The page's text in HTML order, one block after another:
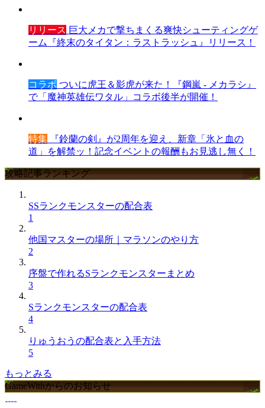
リリース 巨大メカで撃ちまくる爽快シューティングゲ
ーム『終末のタイタン：ラストラッシュ』リリース！
コラボ ついに虎王＆影虎が来た！『鋼嵐 - メカラシ』
で「魔神英雄伝ワタル」コラボ後半が開催！
特集 『鈴蘭の剣』が2周年を迎え、新章「氷と血の
道」を解禁ッ！記念イベントの報酬もお見逃し無く！
攻略記事ランキング
SSランクモンスターの配合表
1
他国マスターの場所｜マラソンのやり方
2
序盤で作れるSランクモンスターまとめ
3
Sランクモンスターの配合表
4
りゅうおうの配合表と入手方法
5
もっとみる
GameWithからのお知らせ